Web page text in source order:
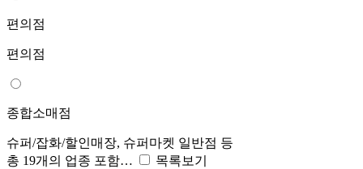
편의점
편의점
종합소매점
슈퍼/잡화/할인매장, 슈퍼마켓 일반점 등
총 19개의 업종 포함…
목록보기